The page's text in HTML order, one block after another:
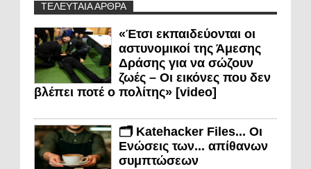
ΤΕΛΕΥΤΑΙΑ ΑΡΘΡΑ
«Έτσι εκπαιδεύονται οι
αστυνομικοί της Άμεσης
Δράσης για να σώζουν
ζωές – Οι εικόνες που δεν
βλέπει ποτέ ο πολίτης» [video]
🗂️ Katehacker Files... Οι
Ενώσεις των... απίθανων
συμπτώσεων